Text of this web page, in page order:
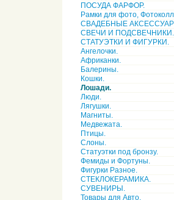
ПОСУДА ФАРФОР.
Рамки для фото,
СВАДЕБНЫЕ
СВЕЧИ И ПОДСВЕЧНИКИ.
СТАТУЭТКИ И ФИГУРКИ.
Ангелочки.
Африканки.
Балерины.
Кошки.
Лошади.
Люди.
Лягушки.
Магниты.
Медвежата.
Птицы.
Слоны.
Статуэтки под бронзу.
Фемиды и Фортуны.
Фигурки Разное.
СТЕКЛОКЕРАМИКА.
СУВЕНИРЫ.
Товары для Авто.